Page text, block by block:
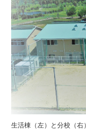
生活棟（左）と分校（右）